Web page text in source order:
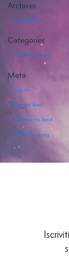
Akashici
EVENTI
SERVIZI
OFFERTI
Archives
June 2018
Categories
Uncategorized
Meta
Log in
Entries feed
Comments feed
WordPress.org